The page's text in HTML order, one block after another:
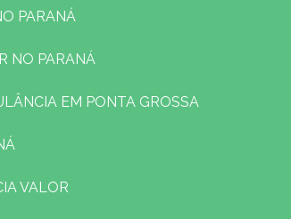
PARANÁ
NO PARANÁ
EM PONTA GROSSA
VALOR